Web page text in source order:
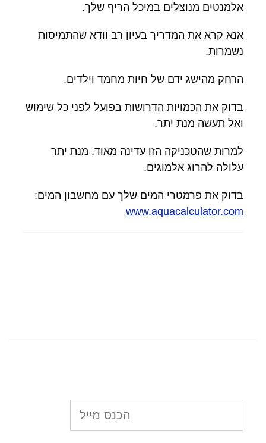
אלמנטים מנוצלים במיכל הריף שלך.
אנא קרא את המדריך בעיון רב וודא שהתמיסות
נשמרות.
הרחק מהישג ידם של חיות מחמד וילדים.
בדוק את הכמויות הדרושות בפועל לפני כל שימוש
ואל תעשה מנת יתר.
למרות שהטכניקה הזו עדינה מאוד, מנת יתר
עלולה להרוג אלמוגים.
בדוק את פרמטרי המים שלך עם מחשבון המים:
www.aquacalculator.com